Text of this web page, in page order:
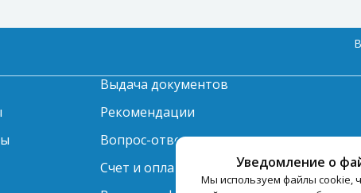
Уведомление о
Мы используем файлы cookie,
Выдача документов
Рекомендации
Вопрос-ответ
Счет и оплата